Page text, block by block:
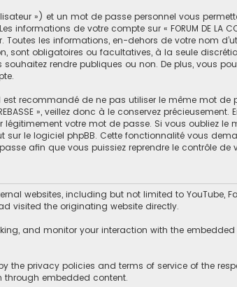
») et un mot de passe personnel vous
de votre compte sur « FORUM DE LA
les informations, en-dehors de votre nom
sont obligatoires ou facultatives, à la seule discrétion
souhaitez rendre publiques ou non. De plus, vous
recommandé de ne pas utiliser le même mot de
», veillez donc à le conservez
légitimement votre mot de passe. Si vous oubliez
le logiciel phpBB. Cette fonctionnalité vous
afin que vous puissiez reprendre le contrôle de
websites, including but not limited to YouTube,
visited the originating website directly.
and monitor your interaction with the
the privacy policies and terms of service of the
through embedded content.